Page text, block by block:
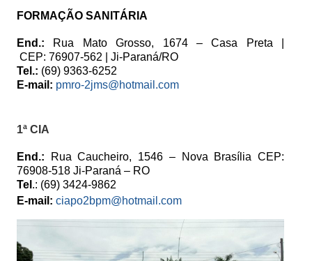
FORMAÇÃO SANITÁRIA
End.: Rua Mato Grosso, 1674 – Casa Preta |
CEP: 76907-562 | Ji-Paraná/RO
Tel.: (69) 9363-6252
E-mail: pmro-2jms@hotmail.com
1ª CIA
End.: Rua Caucheiro, 1546 – Nova Brasília CEP:
76908-518 Ji-Paraná – RO
Tel .: (69) 3424-9862
E-mail: ciapo2bpm@hotmail.com